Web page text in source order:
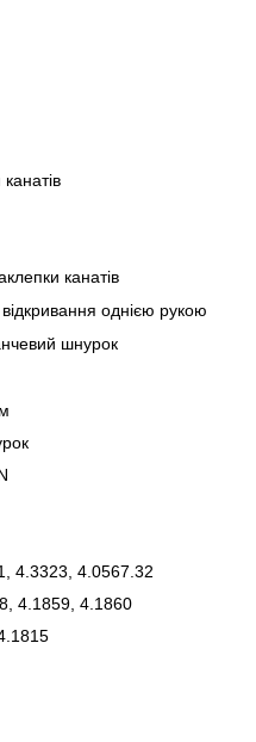
канатів
однією рукою
шнурок
4.3323, 4.0567.32
4.1859, 4.1860